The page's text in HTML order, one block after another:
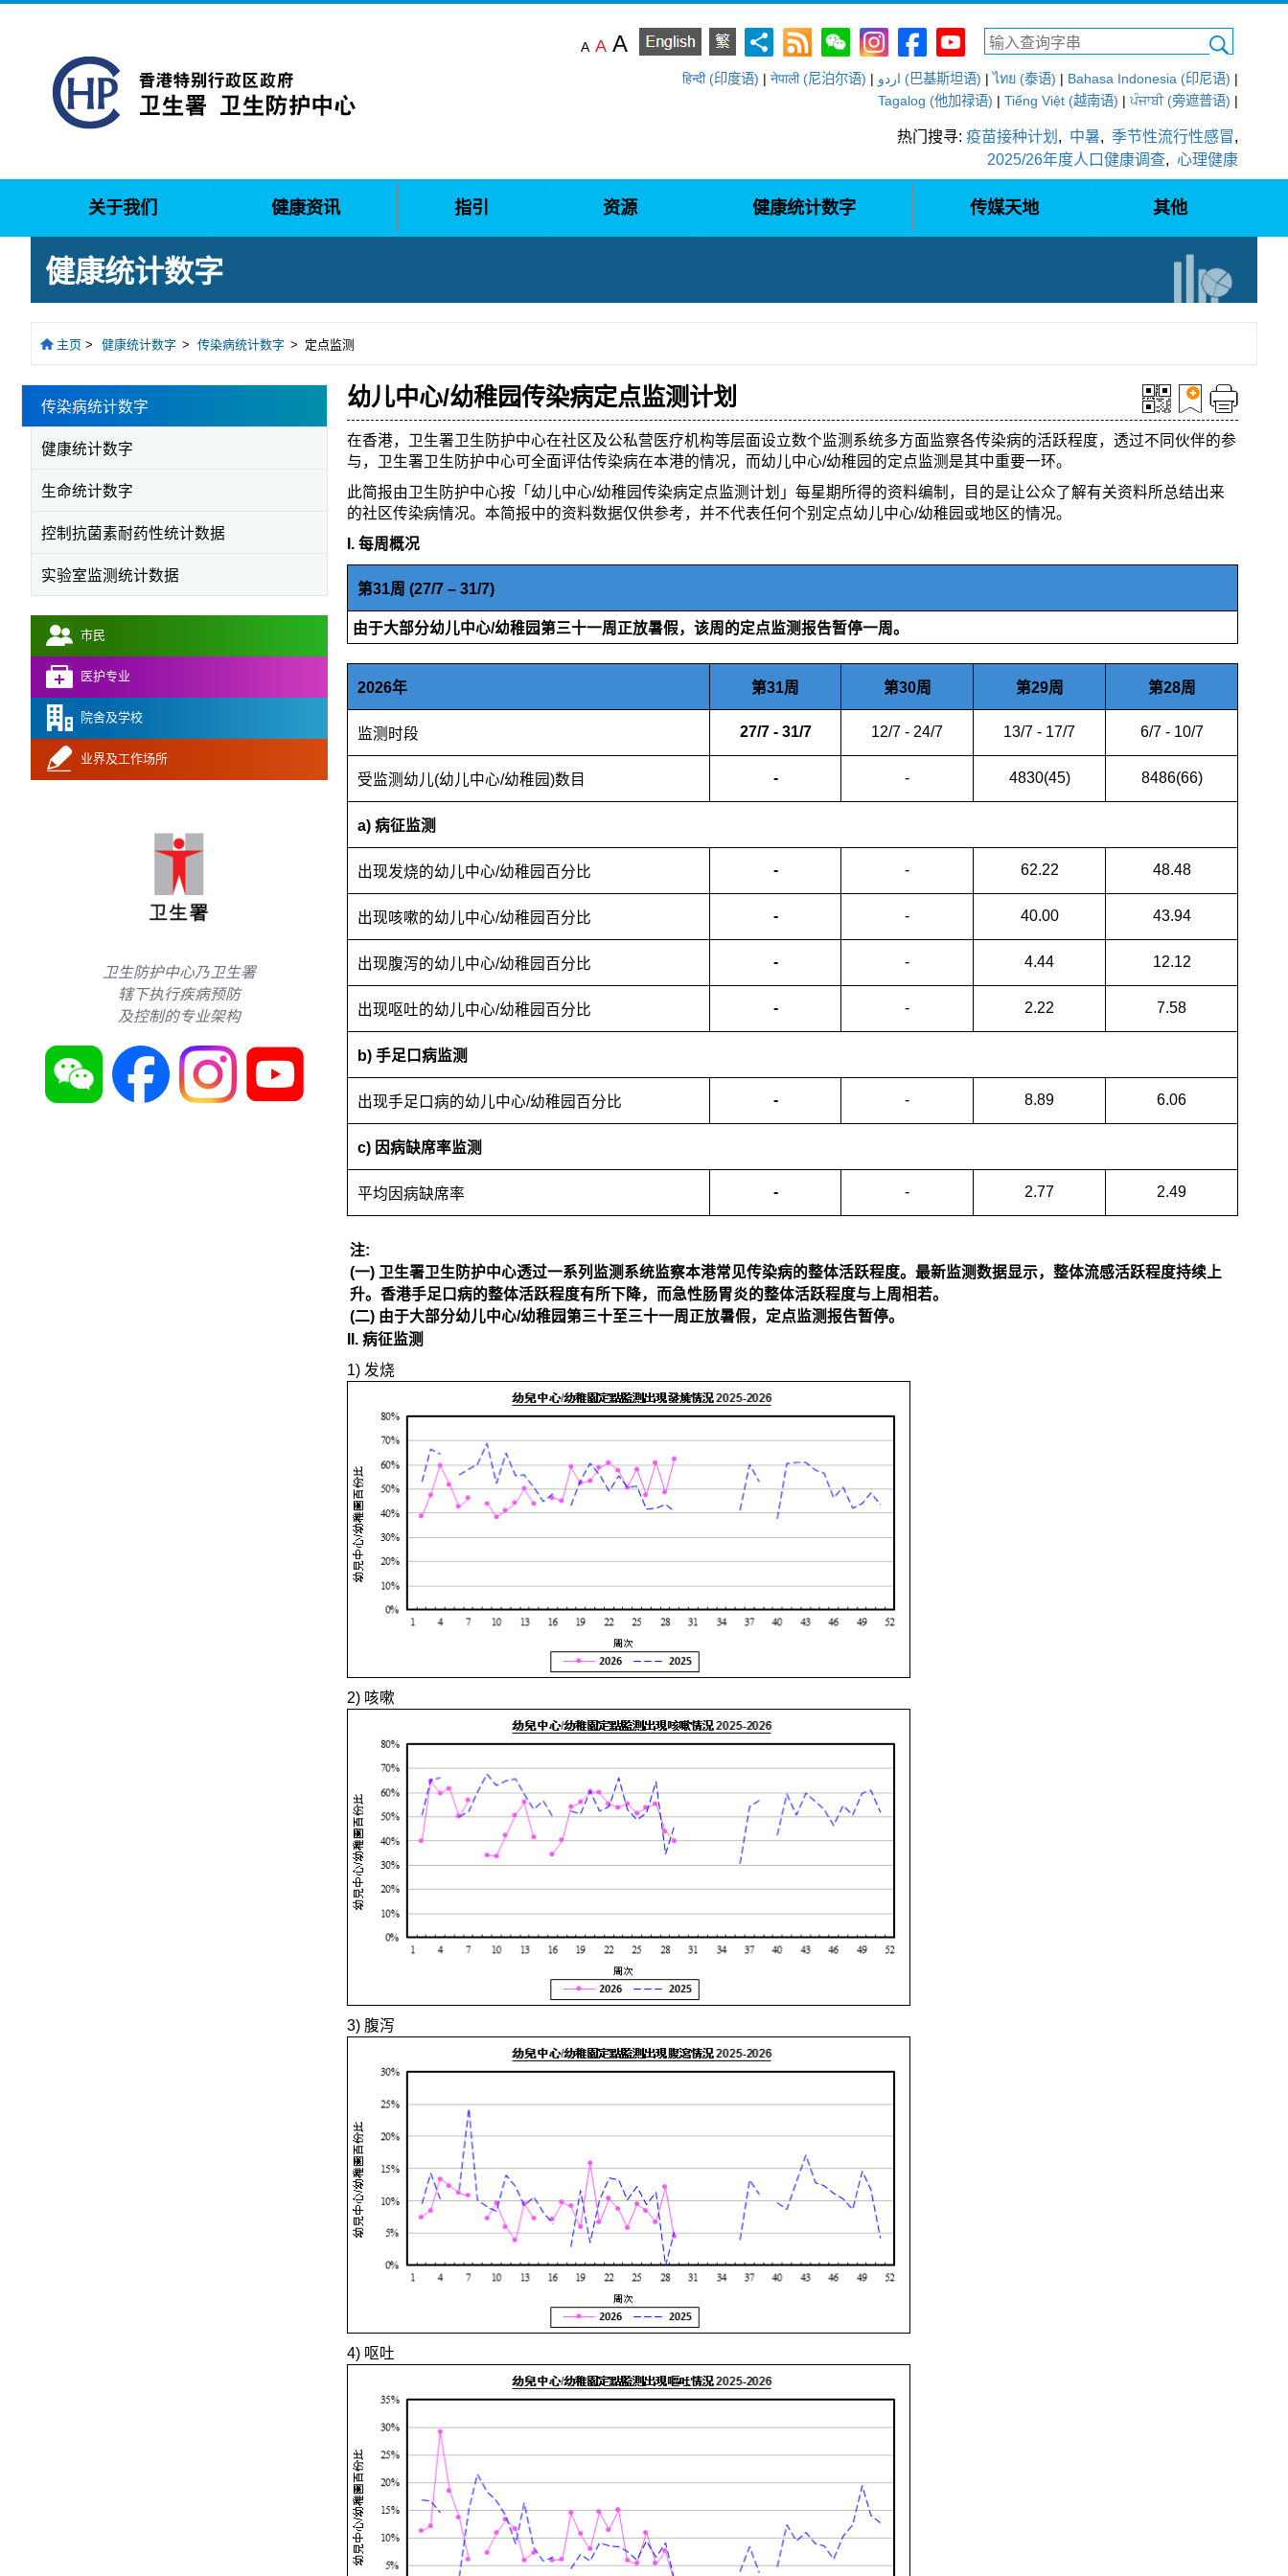
A A A
हिन्दी (印度语) | नेपाली (尼泊尔语) | اردو (巴基斯坦语) |ไทย (泰语) | Bahasa Indonesia (印尼语) |
Tagalog (他加禄语) | Tiếng Việt (越南语) |ਪੰਜਾਬੀ (旁遮普语) |
热门搜寻: 疫苗接种计划 , 中暑, 季节性流行性感冒,
2025/26年度人口健康调查, 心理健康
关于我们 健康资讯 指引 资源 健康统计数字 传媒天地 其他
健康统计数字
主页 > 健康统计数字 > 传染病统计数字 > 定点监测
幼儿中心/幼稚园传染病定点监测计划
在香港，卫生署卫生防护中心在社区及公私营医疗机构等层面设立数个监测系统多方面监察各传染病的活跃程度，透过不同伙伴的参
与，卫生署卫生防护中心可全面评估传染病在本港的情况，而幼儿中心/幼稚园的定点监测是其中重要一环。
此简报由卫生防护中心按「幼儿中心/幼稚园传染病定点监测计划」每星期所得的资料编制，目的是让公众了解有关资料所总结出来
的社区传染病情况。本简报中的资料数据仅供参考，并不代表任何个别定点幼儿中心/幼稚园或地区的情况。
I. 每周概况
第31周 (27/7 – 31/7)
由于大部分幼儿中心/幼稚园第三十一周正放暑假，该周的定点监测报告暂停一周。
2026年 第31周 第30周 第29周 第28周
监测时段 27/7 - 31/7 12/7 - 24/7 13/7 - 17/7 6/7 - 10/7
受监测幼儿(幼儿中心/幼稚园)数目 - - 4830(45) 8486(66)
a) 病征监测
出现发烧的幼儿中心/幼稚园百分比 - - 62.22 48.48
出现咳嗽的幼儿中心/幼稚园百分比 - - 40.00 43.94
出现腹泻的幼儿中心/幼稚园百分比 - - 4.44 12.12
出现呕吐的幼儿中心/幼稚园百分比 - - 2.22 7.58
b) 手足口病监测
出现手足口病的幼儿中心/幼稚园百分比 - - 8.89 6.06
c) 因病缺席率监测
平均因病缺席率 - - 2.77 2.49
注:
(一) 卫生署卫生防护中心透过一系列监测系统监察本港常见传染病的整体活跃程度。最新监测数据显示，整体流感活跃程度持续上
升。香港手足口病的整体活跃程度有所下降，而急性肠胃炎的整体活跃程度与上周相若。
(二) 由于大部分幼儿中心/幼稚园第三十至三十一周正放暑假，定点监测报告暂停。
II. 病征监测
1) 发烧
2) 咳嗽
3) 腹泻
4) 呕吐
传染病统计数字
健康统计数字
生命统计数字
控制抗菌素耐药性统计数据
实验室监测统计数据
市民
医护专业
院舍及学校
业界及工作场所
卫生防护中心乃卫生署
辖下执行疾病预防
及控制的专业架构